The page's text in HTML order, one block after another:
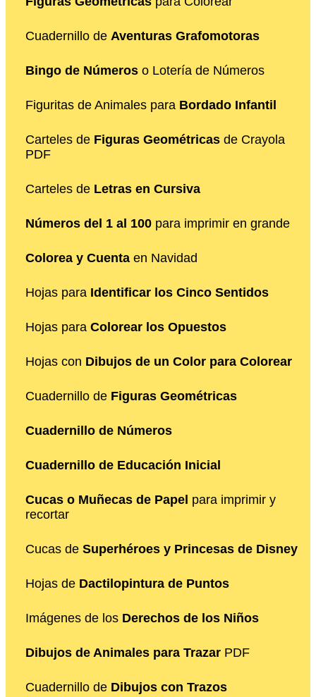
Cuadernillo de Aventuras Grafomotoras
Bingo de Números o Lotería de Números
Figuritas de Animales para Bordado Infantil
Carteles de Figuras Geométricas de Crayola
PDF
Carteles de Letras en Cursiva
Números del 1 al 100 para imprimir en grande
Colorea y Cuenta en Navidad
Hojas para Identificar los Cinco Sentidos
Hojas para Colorear los Opuestos
Hojas con Dibujos de un Color para Colorear
Cuadernillo de Figuras Geométricas
Cuadernillo de Números
Cuadernillo de Educación Inicial
Cucas o Muñecas de Papel para imprimir y
recortar
Cucas de Superhéroes y Princesas de Disney
Hojas de Dactilopintura de Puntos
Imágenes de los Derechos de los Niños
Dibujos de Animales para Trazar PDF
Cuadernillo de Dibujos con Trazos